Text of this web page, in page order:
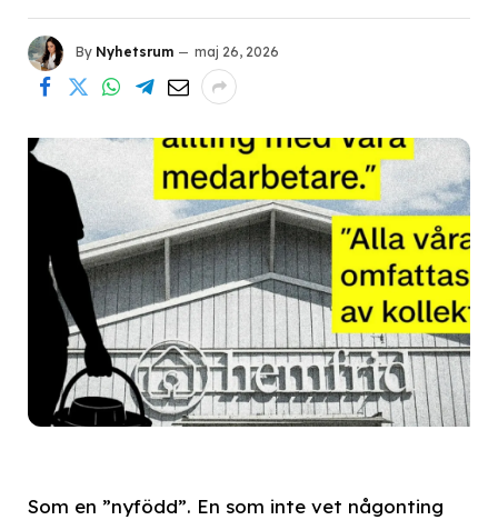
By Nyhetsrum maj 26, 2026
Som en ”nyfödd”. En som inte vet någonting